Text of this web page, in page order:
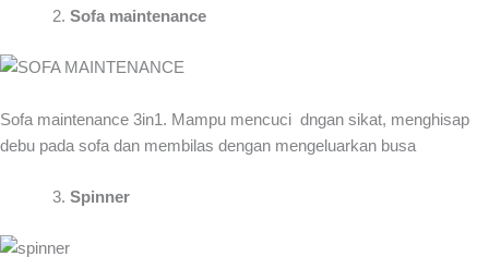
Sofa maintenance
Sofa maintenance 3in1. Mampu mencuci dngan sikat, menghisap
debu pada sofa dan membilas dengan mengeluarkan busa
Spinner